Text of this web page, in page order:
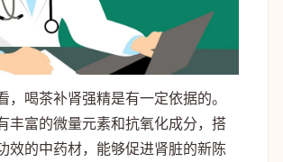
，喝茶补肾强精是有一定依据的。
丰富的微量元素和抗氧化成分，搭
效的中药材，能够促进肾脏的新陈